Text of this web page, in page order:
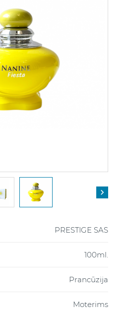

PRESTIGE SAS
100ml.
Prancūzija
Moterims